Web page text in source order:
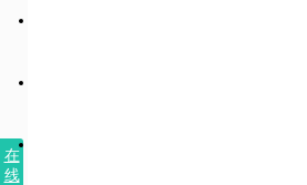
在
线